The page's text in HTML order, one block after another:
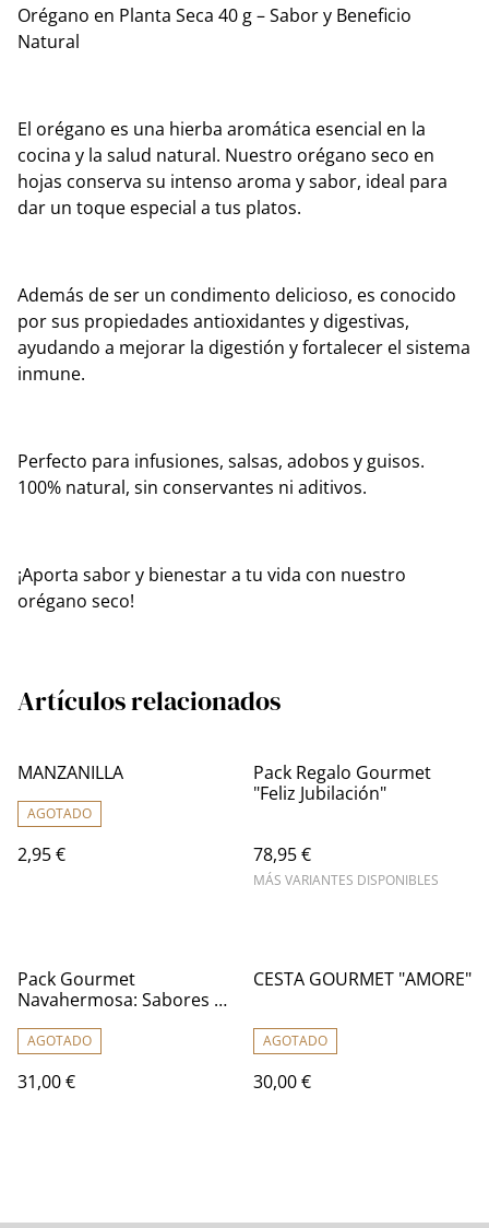
Orégano en Planta Seca 40 g – Sabor y Beneficio
Natural
El orégano es una hierba aromática esencial en la
cocina y la salud natural. Nuestro orégano seco en
hojas conserva su intenso aroma y sabor, ideal para
dar un toque especial a tus platos.
Además de ser un condimento delicioso, es conocido
por sus propiedades antioxidantes y digestivas,
ayudando a mejorar la digestión y fortalecer el sistema
inmune.
Perfecto para infusiones, salsas, adobos y guisos.
100% natural, sin conservantes ni aditivos.
¡Aporta sabor y bienestar a tu vida con nuestro
orégano seco!
Artículos relacionados
MANZANILLA
AGOTADO
2,95 €
Pack Regalo Gourmet
"Feliz Jubilación"
78,95 €
MÁS VARIANTES DISPONIBLES
Pack Gourmet
Navahermosa: Sabores de
AGOTADO
31,00 €
CESTA GOURMET "AMORE"
AGOTADO
30,00 €